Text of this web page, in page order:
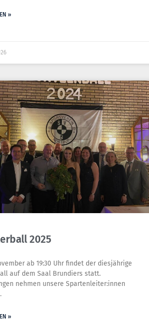
»
2025
ab 19:30 Uhr findet der diesjährige
auf dem Saal Brundiers statt.
nehmen unsere Spartenleiter:innen
»